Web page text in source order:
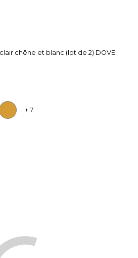
chêne et blanc (lot de 2) DOVE
+ 7